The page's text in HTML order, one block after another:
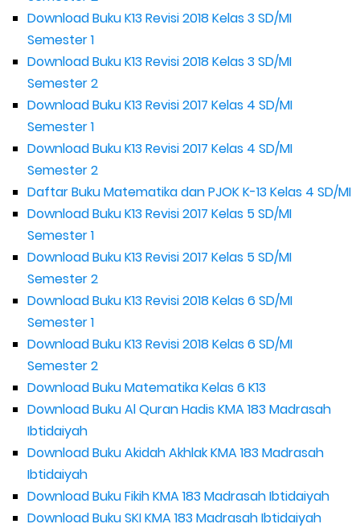
Download Buku K13 Revisi 2018 Kelas 3 SD/MI
Semester 1
Download Buku K13 Revisi 2018 Kelas 3 SD/MI
Semester 2
Download Buku K13 Revisi 2017 Kelas 4 SD/MI
Semester 1
Download Buku K13 Revisi 2017 Kelas 4 SD/MI
Semester 2
Daftar Buku Matematika dan PJOK K-13 Kelas 4 SD/MI
Download Buku K13 Revisi 2017 Kelas 5 SD/MI
Semester 1
Download Buku K13 Revisi 2017 Kelas 5 SD/MI
Semester 2
Download Buku K13 Revisi 2018 Kelas 6 SD/MI
Semester 1
Download Buku K13 Revisi 2018 Kelas 6 SD/MI
Semester 2
Download Buku Matematika Kelas 6 K13
Download Buku Al Quran Hadis KMA 183 Madrasah
Ibtidaiyah
Download Buku Akidah Akhlak KMA 183 Madrasah
Ibtidaiyah
Download Buku Fikih KMA 183 Madrasah Ibtidaiyah
Download Buku SKI KMA 183 Madrasah Ibtidaiyah